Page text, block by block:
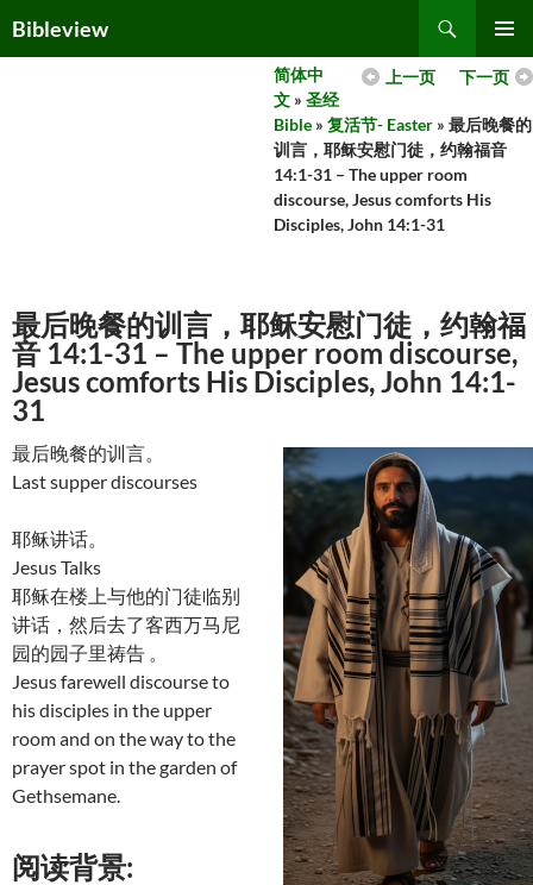
toBibleview
MENU
下一页
上一页
简体中
文 » 圣经
Bible » 复活节- Easter » 最后晚餐的
训言，耶稣安慰门徒，约翰福音
14:1-31 – The upper room
discourse, Jesus comforts His
Disciples, John 14:1-31
最后晚餐的训言，耶稣安慰门徒，约翰福
音 14:1-31 – The upper room discourse,
Jesus comforts His Disciples, John 14:1-
31
最后晚餐的训言。
Last supper discourses
耶稣讲话。
Jesus Talks
耶稣在楼上与他的门徒临别
讲话，然后去了客西万马尼
园的园子里祷告 。
Jesus farewell discourse to
his disciples in the upper
room and on the way to the
prayer spot in the garden of
Gethsemane.
阅读背景: